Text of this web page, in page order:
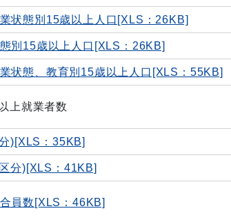
状態別15歳以上人口[XLS：26KB]
別15歳以上人口[XLS：26KB]
状態、教育別15歳以上人口[XLS：55KB]
上就業者数
)[XLS：35KB]
分)[XLS：41KB]
員数[XLS：46KB]